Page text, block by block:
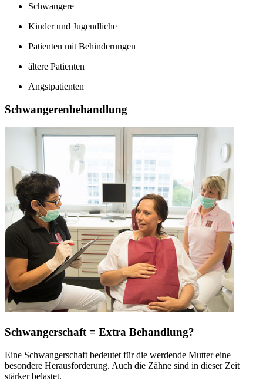
Schwangere
Kinder und Jugendliche
Patienten mit Behinderungen
ältere Patienten
Angstpatienten
Schwangerenbehandlung
Schwangerschaft = Extra Behandlung?
Eine Schwangerschaft bedeutet für die werdende Mutter eine
besondere Herausforderung. Auch die Zähne sind in dieser Zeit
stärker belastet.